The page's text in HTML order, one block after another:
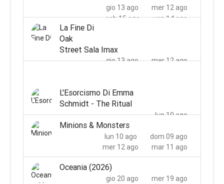
mer 12 ago
gio 13 ago
ven 14 ago
sab 15 ago
La Fine Di
Oak
Street Sala Imax
mer 12 ago
gio 13 ago
L'Esorcismo Di Emma
Schmidt - The Ritual
lun 10 ago
Minions & Monsters
dom 09 ago
lun 10 ago
mar 11 ago
mer 12 ago
Oceania (2026)
mer 19 ago
gio 20 ago